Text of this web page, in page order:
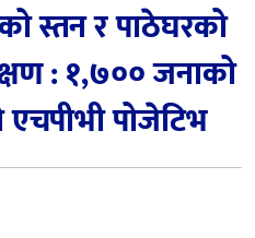
स्तन र पाठेघरको
: १,७०० जनाको
एचपीभी पोजेटिभ